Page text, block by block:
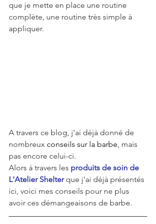
que je mette en place une routine
complète, une routine très simple à
appliquer.
A travers ce blog, j'ai déjà donné de
nombreux conseils sur la barbe, mais
pas encore celui-ci.
Alors à travers les produits de soin de
L'Atelier Shelter que j'ai déjà présentés
ici, voici mes conseils pour ne plus
avoir ces démangeaisons de barbe.